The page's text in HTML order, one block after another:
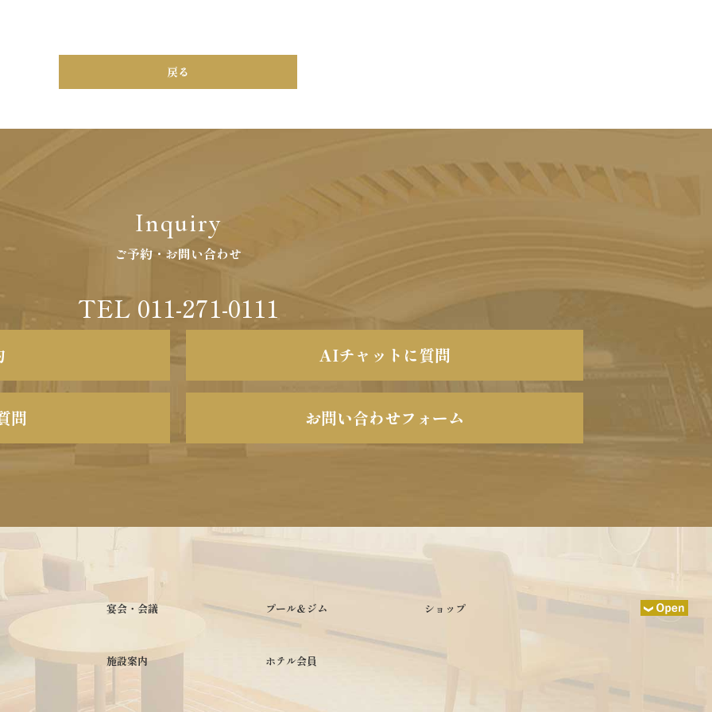
戻る
Inquiry
ご予約・お問い合わせ
TEL 011-271-0111
AIチャットに質問
問 お問い合わせフォーム
宴会・会議 プール＆ジム ショップ
施設案内 ホテル会員